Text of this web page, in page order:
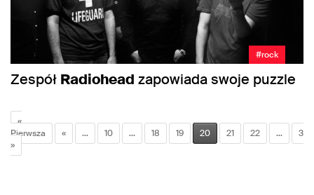
#rock
Zespół Radiohead zapowiada swoje puzzle
«
Pierwsza
« ... 10 ... 18 19 20 21 22 ...
30
»